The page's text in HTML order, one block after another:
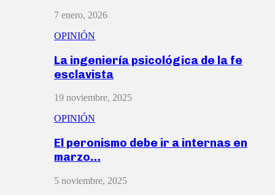
7 enero, 2026
OPINIÓN
La ingeniería psicológica de la fe
esclavista
19 noviembre, 2025
OPINIÓN
El peronismo debe ir a internas en
marzo…
5 noviembre, 2025